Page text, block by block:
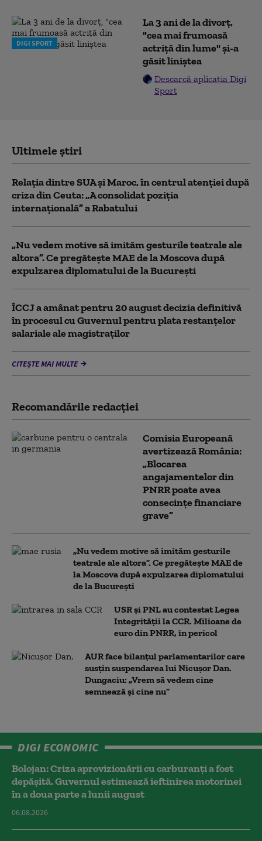
DIGI SPORT
La 3 ani de la divorț,
"cea mai frumoasă
actriță din lume" și-a
găsit liniștea
Descarcă aplicația Digi
Sport
Ultimele știri
Relația dintre SUA și Maroc, în centrul atenției după
criza din Ceuta: „A consolidat poziția
internațională” a Rabatului
„Nu vedem motive să imităm gesturile teatrale ale
altora”. Ce pregătește MAE de la Moscova după
expulzarea diplomatului de la București
ÎCCJ a amânat pentru 20 august decizia definitivă
în procesul cu Guvernul pentru plata restanțelor
salariale ale magistraților
CITEȘTE MAI MULTE
Recomandările redacţiei
Comisia Europeană
avertizează România:
„Blocarea
angajamentelor din
PNRR poate avea
consecințe financiare
grave”
„Nu vedem motive să imităm gesturile
teatrale ale altora”. Ce pregătește MAE de
la Moscova după expulzarea diplomatului
de la București
USR și PNL au contestat Legea
Integrității la CCR. Milioane de
euro din PNRR, în pericol
AUR face bilanțul parlamentarilor care
susțin suspendarea lui Nicușor Dan.
Dungaciu: „Vrem să vedem cine
semnează și cine nu”
DIGI ECONOMIC
Bolojan: Criza aprovizionării cu carburanți a fost
depășită. Guvernul estimează ieftinirea motorinei
în a doua parte a lunii august
06.08.2026